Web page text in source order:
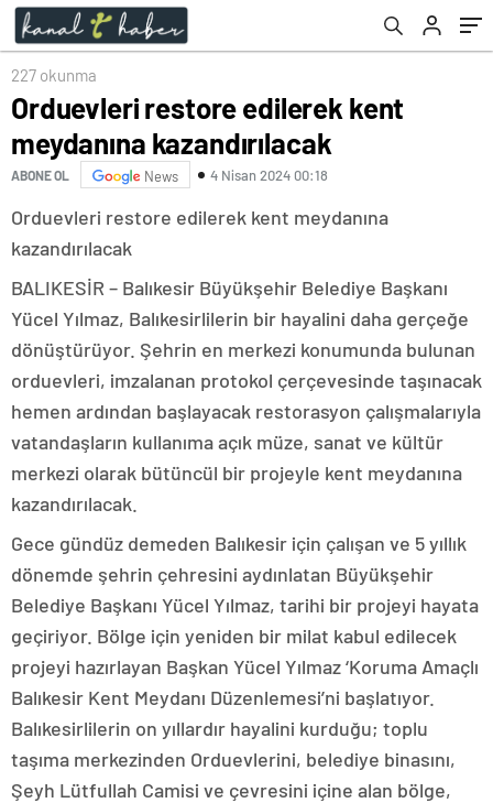
227 okunma
Orduevleri restore edilerek kent
meydanına kazandırılacak
ABONE OL News 4 Nisan 2024 00:18
Orduevleri restore edilerek kent meydanına
kazandırılacak
BALIKESİR – Balıkesir Büyükşehir Belediye Başkanı
Yücel Yılmaz, Balıkesirlilerin bir hayalini daha gerçeğe
dönüştürüyor. Şehrin en merkezi konumunda bulunan
orduevleri, imzalanan protokol çerçevesinde taşınacak
hemen ardından başlayacak restorasyon çalışmalarıyla
vatandaşların kullanıma açık müze, sanat ve kültür
merkezi olarak bütüncül bir projeyle kent meydanına
kazandırılacak.
Gece gündüz demeden Balıkesir için çalışan ve 5 yıllık
dönemde şehrin çehresini aydınlatan Büyükşehir
Belediye Başkanı Yücel Yılmaz, tarihi bir projeyi hayata
geçiriyor. Bölge için yeniden bir milat kabul edilecek
projeyi hazırlayan Başkan Yücel Yılmaz ‘Koruma Amaçlı
Balıkesir Kent Meydanı Düzenlemesi’ni başlatıyor.
Balıkesirlilerin on yıllardır hayalini kurduğu; toplu
taşıma merkezinden Orduevlerini, belediye binasını,
Şeyh Lütfullah Camisi ve çevresini içine alan bölge,